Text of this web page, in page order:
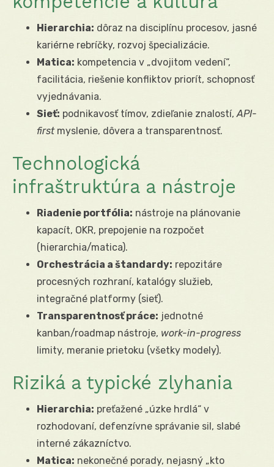
Hierarchia: dôraz na disciplínu procesov, jasné
kariérne rebríčky, rozvoj špecializácie.
Matica: kompetencia v „dvojitom vedení“,
facilitácia, riešenie konfliktov priorít, schopnosť
vyjednávania.
Sieť: podnikavosť tímov, zdieľanie znalostí, API-
firstmyslenie, dôvera a transparentnosť.
Technologická
infraštruktúra a nástroje
Riadenie portfólia: nástroje na plánovanie
kapacít, OKR, prepojenie na rozpočet
(hierarchia/matica).
Orchestrácia a štandardy: repozitáre
procesných rozhraní, katalógy služieb,
integračné platformy (sieť).
Transparentnosť práce: jednotné
kanban/roadmap nástroje, work-in-progress
limity, meranie prietoku (všetky modely).
Riziká a typické zlyhania
Hierarchia: preťažené „úzke hrdlá“ v
rozhodovaní, defenzívne správanie sil, slabé
interné zákazníctvo.
Matica: nekonečné porady, nejasný „kto